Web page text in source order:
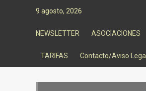
9 agosto, 2026
NEWSLETTER ASOCIACIONES
TARIFAS Contacto/Aviso Legal